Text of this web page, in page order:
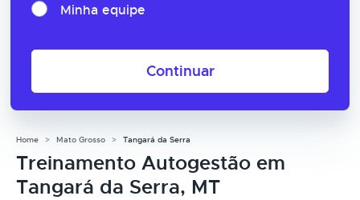
Minha equipe
Continuar
Home Mato Grosso Tangará da Serra
Treinamento Autogestão em
Tangará da Serra, MT